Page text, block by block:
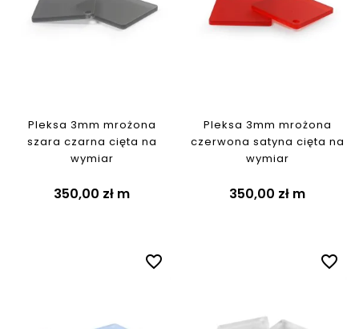
Pleksa 3mm mrożona
szara czarna cięta na
wymiar
350,00 zł m
Pleksa 3mm mrożona
czerwona satyna cięta na
wymiar
350,00 zł m
favorite_border favorite_border